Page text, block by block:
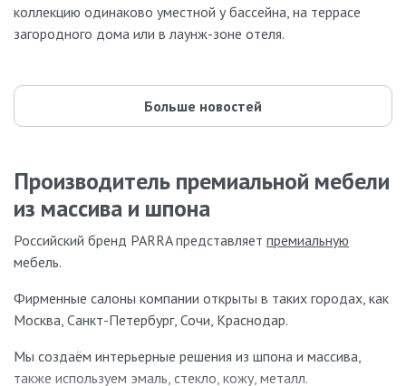
коллекцию одинаково уместной у бассейна, на террасе
загородного дома или в лаунж-зоне отеля.
Больше новостей
Производитель премиальной мебели
из массива и шпона
Российский бренд PARRA представляет премиальную
мебель.
Фирменные салоны компании открыты в таких городах, как
Москва, Санкт-Петербург, Сочи, Краснодар.
Мы создаём интерьерные решения из шпона и массива,
также используем эмаль, стекло, кожу, металл.